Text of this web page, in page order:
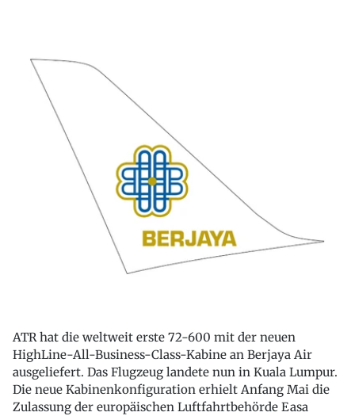
ATR hat die weltweit erste 72-600 mit der neuen
HighLine-All-Business-Class-Kabine an Berjaya Air
ausgeliefert. Das Flugzeug landete nun in Kuala Lumpur.
Die neue Kabinenkonfiguration erhielt Anfang Mai die
Zulassung der europäischen Luftfahrtbehörde Easa